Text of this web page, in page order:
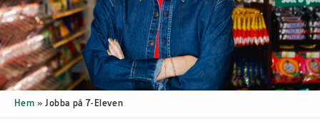
Hem »Jobba på 7-Eleven